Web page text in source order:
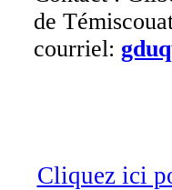
de
courriel:
Cliquez ici